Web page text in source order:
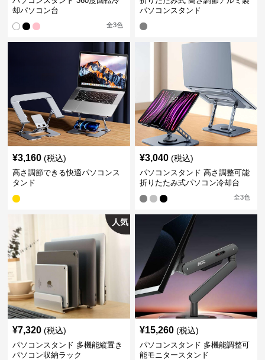
却パソコン台
全3色
パソコンスタンド
¥3,160 (税込)
高さ調節できる快適パソコンス
タンド
¥3,040 (税込)
パソコンスタンド 高さ調整可能
折りたたみ式パソコン冷却台
全3色
人気
¥7,320 (税込)
パソコンスタンド 多機能縦置き
パソコン収納ラック
¥15,260 (税込)
パソコンスタンド 多機能調整可
能モニタースタンド